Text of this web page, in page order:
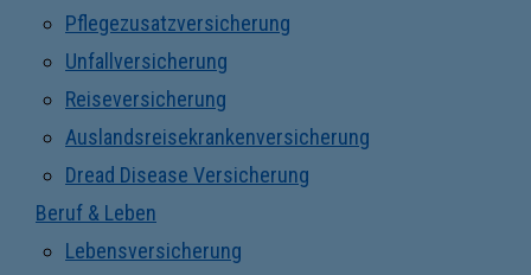
Pflegezusatzversicherung
Unfallversicherung
Reiseversicherung
Auslandsreisekrankenversicherung
Dread Disease Versicherung
Beruf & Leben
Lebensversicherung